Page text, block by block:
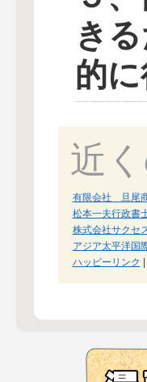
き
的に
近
有限会社 旦尾
松本一夫行政書
株式会社サクセ
アジア太平洋国
ハッピーリンク